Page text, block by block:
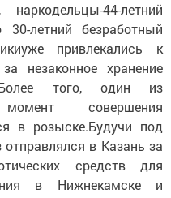
44-летний
летний безработный
привлекались к
незаконное хранение
Более того, один из
совершения
в розыске.Будучи под
в Казань за
средств для
в Нижнекамске и